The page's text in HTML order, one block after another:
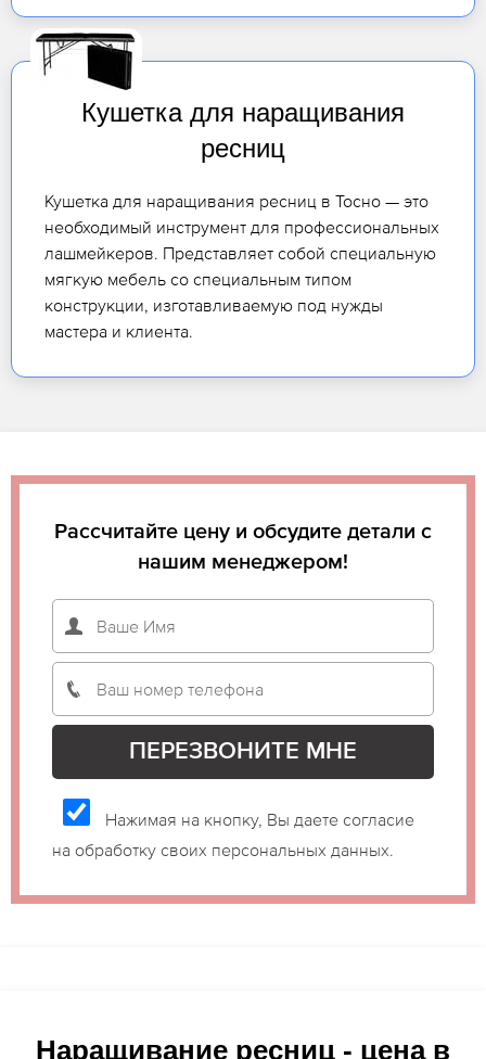
Кушетка для наращивания
ресниц
Кушетка для наращивания ресниц в Тосно — это
необходимый инструмент для профессиональных
лашмейкеров. Представляет собой специальную
мягкую мебель со специальным типом
конструкции, изготавливаемую под нужды
мастера и клиента.
Рассчитайте цену и обсудите детали с
нашим менеджером!
Нажимая на кнопку, Вы даете согласие
на обработку своих персональных данных.
Наращивание ресниц - цена в